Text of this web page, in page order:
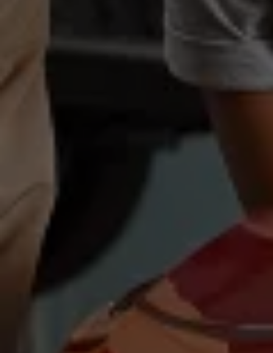
Volkswagen Kundenbetreuung
Assistenzsysteme
Digitale Betriebsanleitung